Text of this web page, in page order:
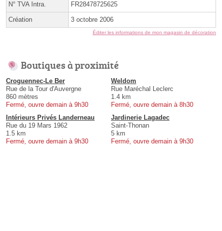
N° TVA Intra. FR28478725625
Création 3 octobre 2006
Éditer les informations de mon magasin de décoration
Boutiques à proximité
Croguennec-Le Ber
Rue de la Tour d'Auvergne
860 mètres
Fermé, ouvre demain à 9h30
Weldom
Rue Maréchal Leclerc
1.4 km
Fermé, ouvre demain à 8h30
Intérieurs Privés Landerneau
Rue du 19 Mars 1962
1.5 km
Fermé, ouvre demain à 9h30
Jardinerie Lagadec
Saint-Thonan
5 km
Fermé, ouvre demain à 9h30